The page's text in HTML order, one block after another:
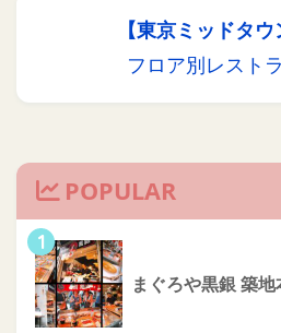
【東京ミッドタウ
フロア別レスト
POPULAR
1
まぐろや黒銀 築地